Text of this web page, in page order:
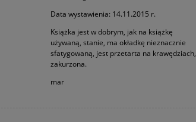
Data wystawienia: 14.11.2015 r.
Książka jest w dobrym, jak na książkę
używaną, stanie, ma okładkę nieznacznie
sfatygowaną, jest przetarta na krawędziach,
zakurzona.
mar